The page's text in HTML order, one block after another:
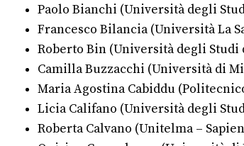
Paolo Bianchi (Università degli
Francesco Bilancia (Università La
Roberto Bin (Università degli Studi
Camilla Buzzacchi (Università di
Maria Agostina Cabiddu
Licia Califano (Università degli
Roberta Calvano (Unitelma –